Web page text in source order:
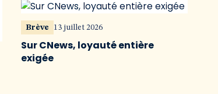
Brève 13 juillet 2026
Sur CNews, loyauté entière
exigée